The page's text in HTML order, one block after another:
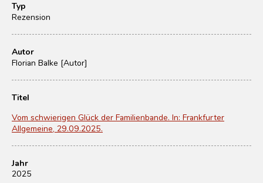
Typ
Rezension
Autor
Florian Balke [Autor]
Titel
Vom schwierigen Glück der Familienbande. In: Frankfurter
Allgemeine, 29.09.2025.
Jahr
2025